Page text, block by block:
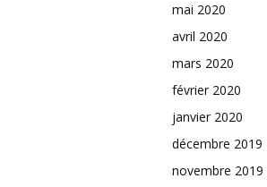
mai 2020
avril 2020
mars 2020
février 2020
janvier 2020
décembre 2019
novembre 2019